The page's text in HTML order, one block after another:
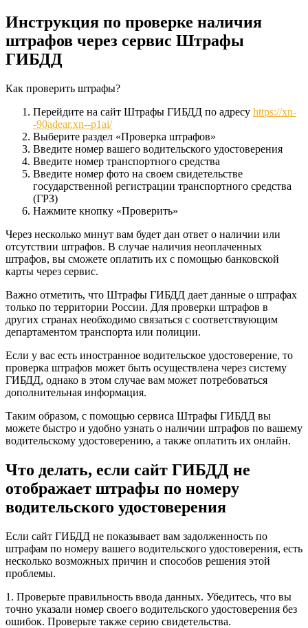
Инструкция по проверке наличия
штрафов через сервис Штрафы
ГИБДД
Как проверить штрафы?
Перейдите на сайт Штрафы ГИБДД по адресу https://xn-
-90adear.xn--p1ai/
Выберите раздел «Проверка штрафов»
Введите номер вашего водительского удостоверения
Введите номер транспортного средства
Введите номер фото на своем свидетельстве
государственной регистрации транспортного средства
(ГРЗ)
Нажмите кнопку «Проверить»
Через несколько минут вам будет дан ответ о наличии или
отсутствии штрафов. В случае наличия неоплаченных
штрафов, вы сможете оплатить их с помощью банковской
карты через сервис.
Важно отметить, что Штрафы ГИБДД дает данные о штрафах
только по территории России. Для проверки штрафов в
других странах необходимо связаться с соответствующим
департаментом транспорта или полиции.
Если у вас есть иностранное водительское удостоверение, то
проверка штрафов может быть осуществлена через систему
ГИБДД, однако в этом случае вам может потребоваться
дополнительная информация.
Таким образом, с помощью сервиса Штрафы ГИБДД вы
можете быстро и удобно узнать о наличии штрафов по вашему
водительскому удостоверению, а также оплатить их онлайн.
Что делать, если сайт ГИБДД не
отображает штрафы по номеру
водительского удостоверения
Если сайт ГИБДД не показывает вам задолженность по
штрафам по номеру вашего водительского удостоверения, есть
несколько возможных причин и способов решения этой
проблемы.
1. Проверьте правильность ввода данных. Убедитесь, что вы
точно указали номер своего водительского удостоверения без
ошибок. Проверьте также серию свидетельства.